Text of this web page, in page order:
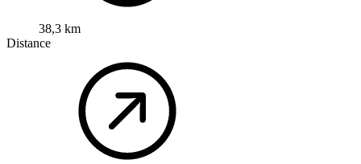
38,3 km
Distance